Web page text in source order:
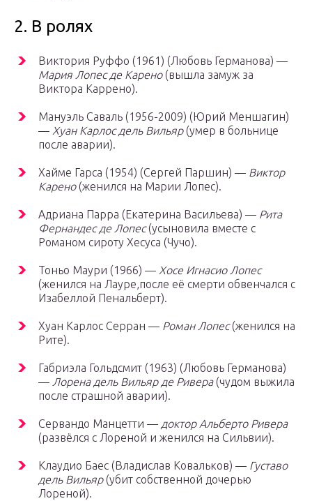
2. В ролях
Виктория Руффо (1961) (Любовь Германова) —
Мария Лопес де Карено(вышла замуж за
Виктора Каррено).
Мануэль Саваль (1956-2009) (Юрий Меншагин)
— Хуан Карлос дель Вильяр(умер в больнице
после аварии).
Хайме Гарса (1954) (Сергей Паршин) — Виктор
Карено(женился на Марии Лопес).
Адриана Парра (Екатерина Васильева) — Рита
Фернандес де Лопес(усыновила вместе с
Романом сироту Хесуса (Чучо).
Тоньо Маури (1966) — Хосе Игнасио Лопес
(женился на Лауре,после её смерти обвенчался с
Изабеллой Пенальберт).
Хуан Карлос Серран — Роман Лопес(женился на
Рите).
Габриэла Гольдсмит (1963) (Любовь Германова)
— Лорена дель Вильяр де Ривера(чудом выжила
после страшной аварии).
Сервандо Манцетти — доктор Альберто Ривера
(развёлся с Лореной и женился на Сильвии).
Клаудио Баес (Владислав Ковальков) — Густаво
дель Вильяр(убит собственной дочерью
Лореной).